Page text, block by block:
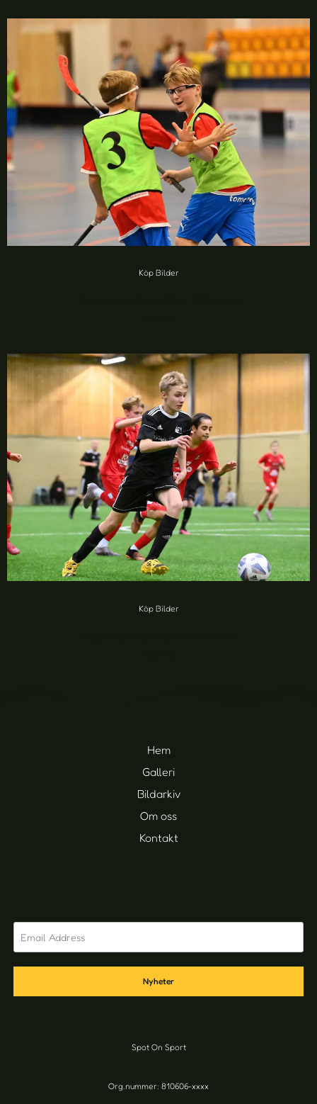
Köp Bilder
Köp Bilder
Hem
Galleri
Bildarkiv
Om oss
Kontakt
Nyheter
Spot On Sport
Org.nummer: 810606-xxxx